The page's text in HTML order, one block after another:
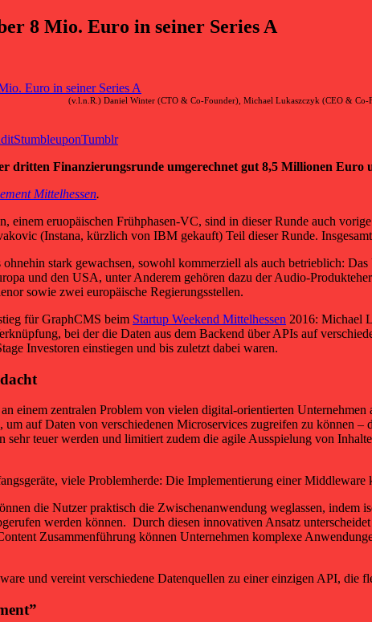
8 Mio. Euro in seiner Series A
(v.l.n.R.) Daniel Winter (CTO & Co-Founder), Michael Lukaszczyk (CEO & Co-
StumbleuponTumblr
dritten Finanzierungsrunde umgerechnet gut 8,5 Millionen Euro
Mittelhessen.
einem eruopäischen Frühphasen-VC, sind in dieser Runde auch
(Instana, kürzlich von IBM gekauft) Teil dieser Runde.
ohnehin stark gewachsen, sowohl kommerziell als auch betrieblich:
und den USA, unter Anderem gehören dazu der Audio-
sowie zwei europäische Regierungsstellen.
für GraphCMS beim Startup Weekend Mittelhessen 2016: Michael
bei der die Daten aus dem Backend über APIs auf
Investoren einstiegen und bis zuletzt dabei waren.
einem zentralen Problem von vielen digital-orientierten
auf Daten von verschiedenen Microservices zugreifen zu können
sehr teuer werden und limitiert zudem die agile Ausspielung von
viele Problemherde: Die Implementierung einer
die Nutzer praktisch die Zwischenanwendung weglassen, indem
werden können. Durch diesen innovativen Ansatz
Zusammenführung können Unternehmen komplexe
und vereint verschiedene Datenquellen zu einer einzigen API, die